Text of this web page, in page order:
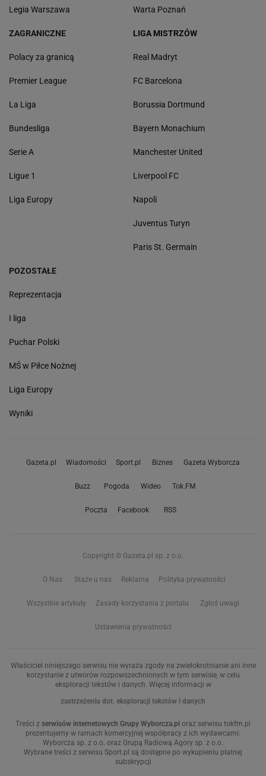
Legia Warszawa Warta Poznań
ZAGRANICZNE
Polacy za granicą
Premier League
La Liga
Bundesliga
Serie A
Ligue 1
Liga Europy
LIGA MISTRZÓW
Real Madryt
FC Barcelona
Borussia Dortmund
Bayern Monachium
Manchester United
Liverpool FC
Napoli
Juventus Turyn
Paris St. Germain
POZOSTAŁE
Reprezentacja
I liga
Puchar Polski
MŚ w Piłce Nożnej
Liga Europy
Wyniki
Gazeta.pl Wiadomości Sport.pl Biznes Gazeta Wyborcza
Buzz Pogoda Wideo Tok.FM
Poczta Facebook RSS
Copyright © Gazeta.pl sp. z o.o.
O Nas Staże u nas Reklama Polityka prywatności
Wszystkie artykuły Zasady korzystania z portalu Zgłoś uwagi
Ustawienia prywatności
Właściciel niniejszego serwisu nie wyraża zgody na zwielokrotnianie ani inne
korzystanie z utworów rozpowszechnionych w tym serwisie, w celu
eksploracji tekstów i danych. Więcej informacji w
zastrzeżeniu dot. eksploracji tekstów i danych
Treści z serwisów internetowych Grupy Wyborcza.pl oraz serwisu tokfm.pl
prezentujemy w ramach komercyjnej współpracy z ich wydawcami:
Wyborcza sp. z o.o. oraz Grupą Radiową Agory sp. z o.o.
Wybrane treści z serwisu Sport.pl są dostępne po wykupieniu płatnej
subskrypcji